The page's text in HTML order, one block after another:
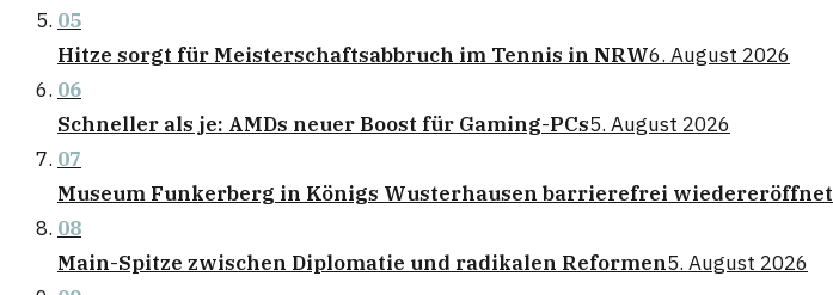
05
Hitze sorgt für Meisterschaftsabbruch im Tennis in NRW6. August 2026
06
Schneller als je: AMDs neuer Boost für Gaming-PCs5. August 2026
07
Museum Funkerberg in Königs Wusterhausen barrierefrei wiedereröffnet
08
Main-Spitze zwischen Diplomatie und radikalen Reformen5. August 2026